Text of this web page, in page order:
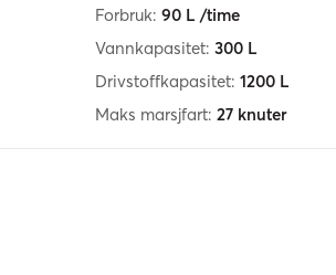
Forbruk: 90 L /time
Vannkapasitet: 300 L
Drivstoffkapasitet: 1200 L
Maks marsjfart: 27 knuter